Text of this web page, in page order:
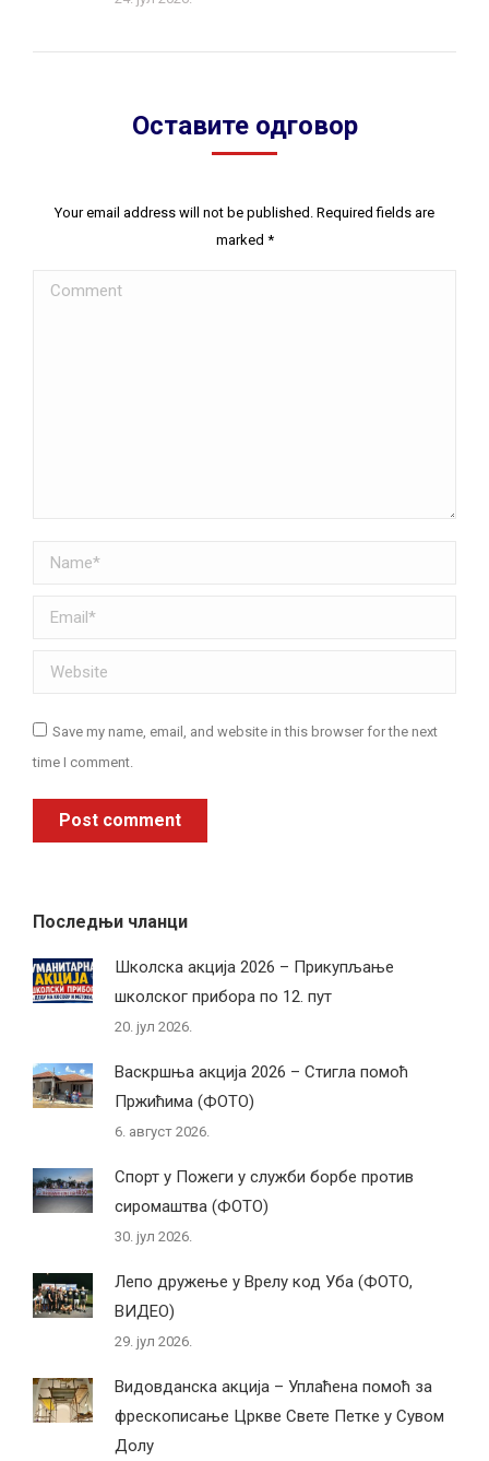
Оставите одговор
Your email address will not be published. Required fields are
marked *
Comment
Name *
Email *
Website
Save my name, email, and website in this browser for the next
time I comment.
Post comment
Последњи чланци
Школска акција 2026 – Прикупљање
школског прибора по 12. пут
20. јул 2026.
Васкршња акција 2026 – Стигла помоћ
Пржићима (ФОТО)
6. август 2026.
Спорт у Пожеги у служби борбе против
сиромаштва (ФОТО)
30. јул 2026.
Лепо дружење у Врелу код Уба (ФОТО,
ВИДЕО)
29. јул 2026.
Видовданска акција – Уплаћена помоћ за
фрескописање Цркве Свете Петке у Сувом
Долу